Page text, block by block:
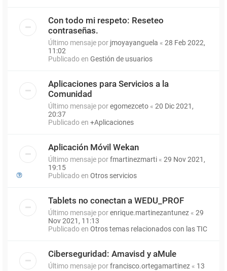
Con todo mi respeto: Reseteo
contraseñas.
Último mensaje por jmoyayanguela « 28 Feb 2022,
11:02
Publicado en Gestión de usuarios
Aplicaciones para Servicios a la
Comunidad
Último mensaje poregomezceto « 20 Dic 2021,
20:37
Publicado en +Aplicaciones
Aplicación Móvil Wekan
Último mensaje porfmartinezmarti « 29 Nov 2021,
19:15
Publicado en Otros servicios
Tablets no conectan a WEDU_PROF
Último mensaje porenrique.martinezantunez « 29
Nov 2021, 11:13
Publicado en Otros temas relacionados con las TIC
Ciberseguridad: Amavisd y aMule
Último mensaje porfrancisco.ortegamartinez « 13